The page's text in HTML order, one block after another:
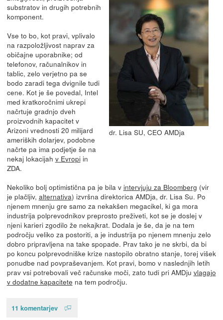
dr. Lisa SU, CEO AMDja
substratov in drugih potrebnih
komponent.
Vse to bo, kot pravi, vplivalo
na razpoložljivost naprav za
običajne uporabnike; od
telefonov, računalnikov in
tablic, zelo verjetno pa se
bodo zaradi tega dvignile tudi
cene. Kot je še povedal, Intel
med kratkoročnimi ukrepi
načrtuje gradnjo dveh
proizvodnih kapacitet v
Arizoni vrednosti 20 milijard
ameriških dolarjev, podobne
načrte pa ima podjetje še na
nekaj lokacijah v Evropiin
ZDA.
Nekoliko bolj optimistična pa je bila v intervjuju za Bloomberg (vir
je plačljiv, alternativa) izvršna direktorica AMDja, dr. Lisa Su. Po
njenem mnenju gre samo za nekakšen megacikel, ki ga mora
industrija polprevodnikov preprosto preživeti, kot se je doslej v
njeni karieri zgodilo že nekajkrat. Dodala je še, da je na tem
področju veliko za postoriti, a je industrija po njenem mnenju zelo
dobro pripravljena na take spopade. Prav tako je ne skrbi, da bi
po koncu polprevodniške krize nastopilo obratno stanje, torej višek
ponudbe nad povpraševanjem. Kot pravi, bomo v naslednjih letih
prav vsi potrebovali več računske moči, zato tudi pri AMDju vlagajo
v dodatne kapacitete na tem področju.
11 komentarjev